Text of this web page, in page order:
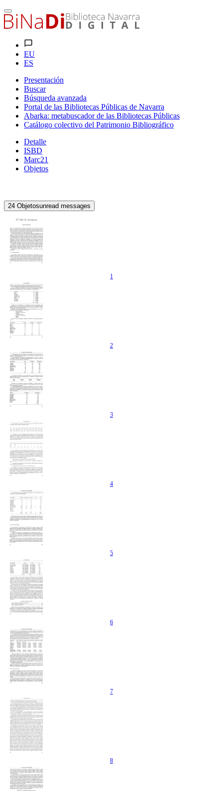
EU
ES
Presentación
Buscar
Búsqueda avanzada
Portal de las Bibliotecas Públicas de Navarra
Abarka: metabuscador de las Bibliotecas Públicas
Catálogo colectivo del Patrimonio Bibliográfico
Detalle
ISBD
Marc21
Objetos
24 Objetosunread messages
1
2
3
4
5
6
7
8